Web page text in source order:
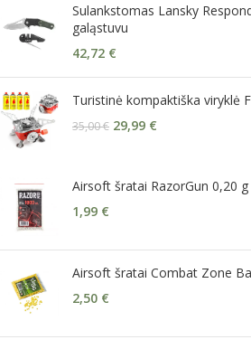
Sulankstomas Lansky
galąstuvu
42,72 €
Turistinė kompaktiška viryklė
35,00€ 29,99 €
Airsoft šratai RazorGun 0,20
1,99 €
Airsoft šratai Combat Zone
2,50 €